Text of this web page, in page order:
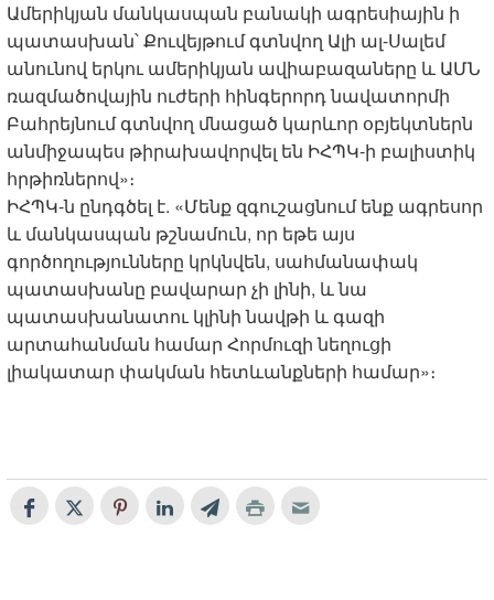
Ամերիկյան մանկասպան բանակի ագրեսիային ի
պատասխան՝ Քուվեյթում գտնվող Ալի ալ-Սալեմ
անունով երկու ամերիկյան ավիաբազաները և ԱՄՆ
ռազմածովային ուժերի հինգերորդ նավատորմի
Բահրեյնում գտնվող մնացած կարևոր օբյեկտներն
անմիջապես թիրախավորվել են ԻՀՊԿ-ի բալիստիկ
հրթիռներով»։
ԻՀՊԿ-ն ընդգծել է. «Մենք զգուշացնում ենք ագրեսոր
և մանկասպան թշնամուն, որ եթե այս
գործողությունները կրկնվեն, սահմանափակ
պատասխանը բավարար չի լինի, և նա
պատասխանատու կլինի նավթի և գազի
արտահանման համար Հորմուզի նեղուցի
լիակատար փակման հետևանքների համար»։